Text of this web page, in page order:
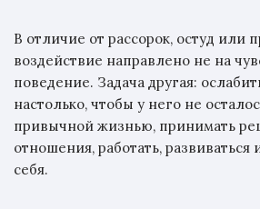
В отличие от рассорок, остуд или
воздействие направлено не на
поведение. Задача другая:
настолько, чтобы у него не
привычной жизнью, принимать
отношения, работать, развиваться
себя.